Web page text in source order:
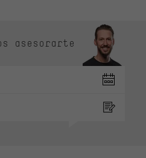
asesorarte